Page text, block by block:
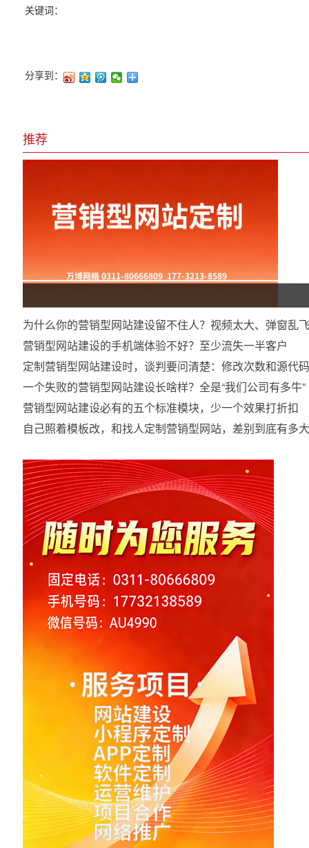
关键词：
分享到：
推荐
为什么你的营销型网站建设留不住人？视频太大、弹窗乱
营销型网站建设的手机端体验不好？至少流失一半客户
定制营销型网站建设时，谈判要问清楚：修改次数和源代
一个失败的营销型网站建设长啥样？全是“我们公司有多牛”
营销型网站建设必有的五个标准模块，少一个效果打折扣
自己照着模板改，和找人定制营销型网站，差别到底有多